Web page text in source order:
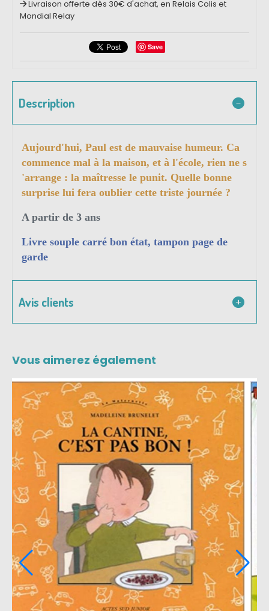
Livraison offerte dès 30€ d'achat, en Relais Colis et
Mondial Relay
Save
Description
Aujourd'hui, Paul est de mauvaise humeur. Ca
commence mal à la maison, et à l'école, rien ne s
'arrange : la maîtresse le punit. Quelle bonne
surprise lui fera oublier cette triste journée ?
A partir de 3 ans
Livre souple carré bon état, tampon page de
garde
Avis clients
Vous aimerez également